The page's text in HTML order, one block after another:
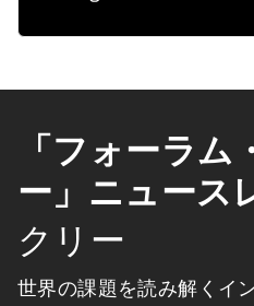
「フォーラム
ー」ニュース
クリー
世界の課題を読み解くイ